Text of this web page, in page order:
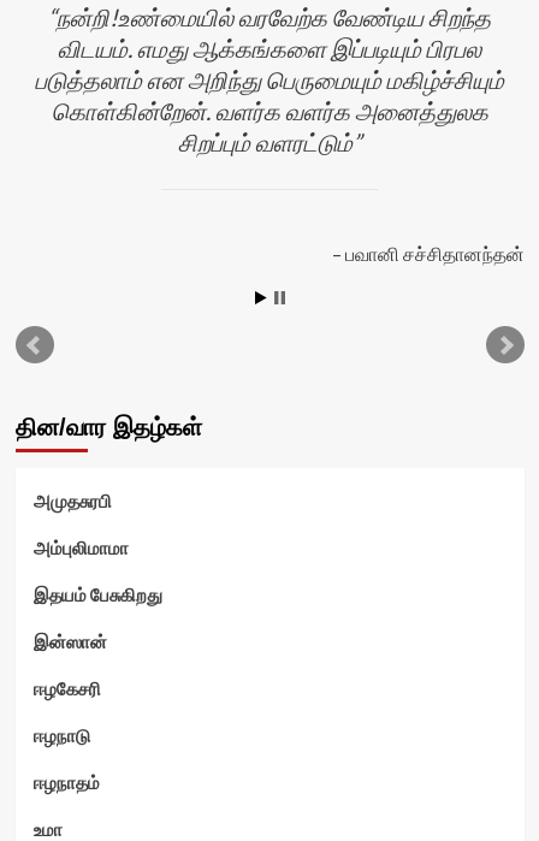
நன்றி!உண்மையில் வரவேற்க வேண்டிய சிறந்த
விடயம். எமது ஆக்கங்களை இப்படியும் பிரபல
படுத்தலாம் என அறிந்து பெருமையும் மகிழ்ச்சியும்
கொள்கின்றேன். வளர்க வளர்க அனைத்துலக
சிறப்பும் வளரட்டும்
பவானி சச்சிதானந்தன்
தின/வார இதழ்கள்
அமுதசுரபி
அம்புலிமாமா
இதயம் பேசுகிறது
இன்ஸான்
ஈழகேசரி
ஈழநாடு
ஈழநாதம்
உமா